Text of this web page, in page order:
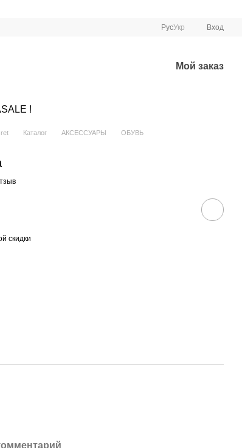
РусУкр Вход
Мой заказ
SALE !
Каталог АКСЕССУАРЫ
ОБУВЬ
скидки